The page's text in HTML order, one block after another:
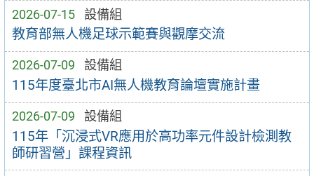
2026-07-15 設備組
教育部無人機足球示範賽與觀摩交流
2026-07-09 設備組
115年度臺北市AI無人機教育論壇實施計畫
2026-07-09 設備組
115年「沉浸式VR應用於高功率元件設計檢測教
師研習營」課程資訊